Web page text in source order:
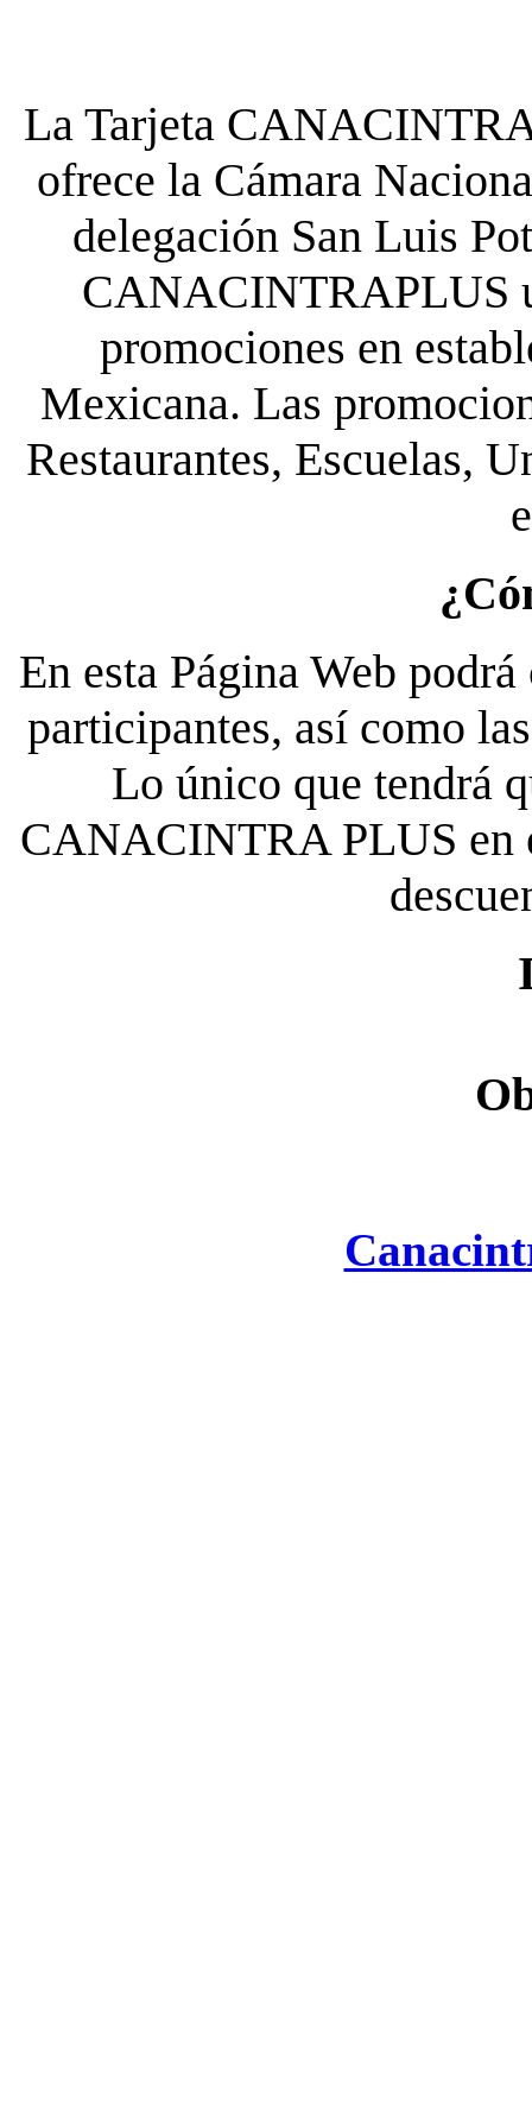
La Tarjeta
ofrece la Cámara
delegación San Luis
CANACINTRAPLUS
promociones en
Mexicana. Las
Restaurantes, Escuelas,
En esta Página Web
participantes, así como
Lo único que tendrá
CANACINTRA PLUS en